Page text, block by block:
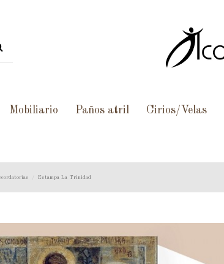
Mobiliario Paños atril Cirios/Velas
Estampa La Trinidad